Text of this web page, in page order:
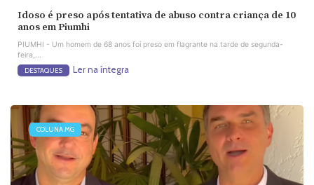
Idoso é preso após tentativa de abuso contra criança de 10
anos em Piumhi
PIUMHI - Um homem de 68 anos foi preso em flagrante na tarde de segunda-
feira,...
DESTAQUES Ler na íntegra
COLUNA MG